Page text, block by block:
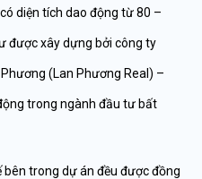
diện tích dao động từ 80 –
được xây dựng bởi công ty
(Lan Phương Real) –
trong ngành đầu tư bất
trong dự án đều được đồng